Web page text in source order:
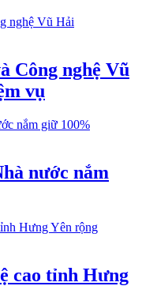
Công nghệ Vũ
vụ
nước nắm
cao tỉnh Hưng